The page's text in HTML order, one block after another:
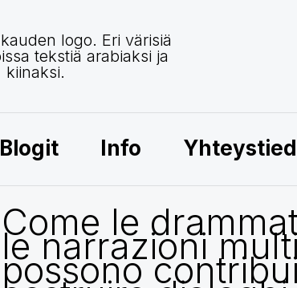
Blogit Info
Come le
le narrazioni
possono